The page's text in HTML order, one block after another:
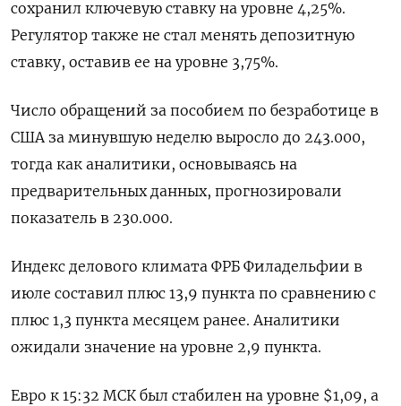
сохранил ключевую ставку на уровне 4,25%.
Регулятор также не стал менять депозитную
ставку, оставив ее на уровне 3,75%.
Число обращений за пособием по безработице в
США за минувшую неделю выросло до 243.000,
тогда как аналитики, основываясь на
предварительных данных, прогнозировали
показатель в 230.000.
Индекс делового климата ФРБ Филадельфии в
июле составил плюс 13,9 пункта по сравнению с
плюс 1,3 пункта месяцем ранее. Аналитики
ожидали значение на уровне 2,9 пункта.
Евро к 15:32 МСК был стабилен на уровне $1,09​, а